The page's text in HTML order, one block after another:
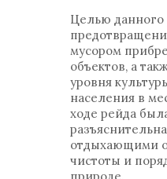
Целью данного
мусором
объектов, а
уровня
населения в
ходе рейда
отдыхающими
чистоты и